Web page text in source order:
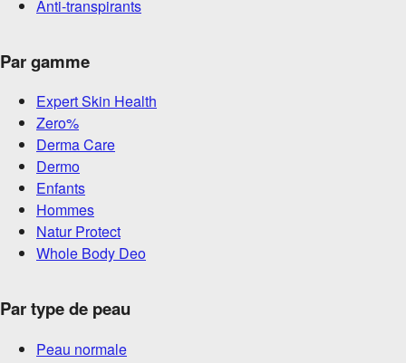
Anti-transpirants
Par gamme
Expert Skin Health
Zero%
Derma Care
Dermo
Enfants
Hommes
Natur Protect
Whole Body Deo
Par type de peau
Peau normale